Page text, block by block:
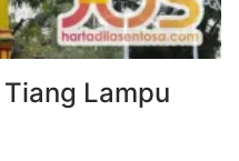
Klasik
Jakarta
Teras Besi Tempa
Tempa Klasik Mewah
Antik Mewah
Lampu